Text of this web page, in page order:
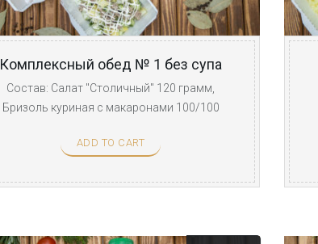
Комплексный обед № 1 без супа
Состав: Салат "Столичный" 120 грамм,
Бризоль куриная с макаронами 100/100
ADD TO CART